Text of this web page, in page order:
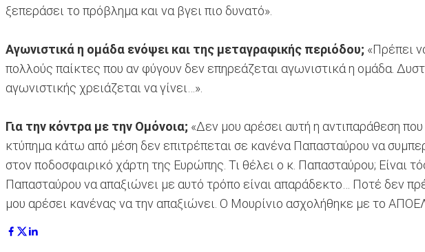
ξεπεράσει το πρόβλημα και να βγει πιο δυνατό».
Αγωνιστικά η ομάδα ενόψει και της μεταγραφικής περιόδου; «Πρέπει
πολλούς παίκτες που αν φύγουν δεν επηρεάζεται αγωνιστικά η ομάδα.
αγωνιστικής χρειάζεται να γίνει…».
Για την κόντρα με την Ομόνοια; «Δεν μου αρέσει αυτή η αντιπαράθεση
κτύπημα κάτω από μέση δεν επιτρέπεται σε κανένα Παπασταύρου να
στον ποδοσφαιρικό χάρτη της Ευρώπης. Τι θέλει ο κ. Παπασταύρου; Είναι
Παπασταύρου να απαξιώνει με αυτό τρόπο είναι απαράδεκτο… Ποτέ δεν
μου αρέσει κανένας να την απαξιώνει. Ο Μουρίνιο ασχολήθηκε με το